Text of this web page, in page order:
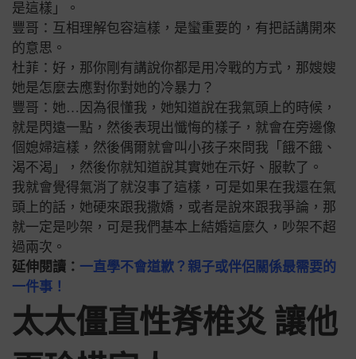
是這樣」。
豐哥：互相理解包容這樣，是蠻重要的，有把話講開來
的意思。
杜菲：好，那你剛有講說你都是用冷戰的方式，那嫂嫂
她是怎麼去應對你對她的冷暴力？
豐哥：她…因為很懂我，她知道說在我氣頭上的時候，
就是閃遠一點，然後表現出懺悔的樣子，就會在旁邊像
個媳婦這樣，然後偶爾就會叫小孩子來問我「餓不餓、
渴不渴」，然後你就知道說其實她在示好、服軟了。
我就會覺得氣消了就沒事了這樣，可是如果在我還在氣
頭上的話，她硬來跟我撒嬌，或者是說來跟我爭論，那
就一定是吵架，可是我們基本上結婚這麼久，吵架不超
過兩次。
延伸閱讀： 一直學不會道歉？親子或伴侶關係最需要的
一件事！
太太僵直性脊椎炎 讓他